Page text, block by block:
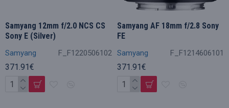
Samyang F_F1220506102
Samyang 12mm f/2.0 NCS CS
Sony E (Silver)
371.91€
Samyang F_F1214606101
Samyang AF 18mm f/2.8 Sony
FE
371.91€